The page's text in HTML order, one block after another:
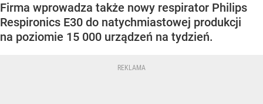
Firma wprowadza także nowy respirator Philips
Respironics E30 do natychmiastowej produkcji
na poziomie 15 000 urządzeń na tydzień.